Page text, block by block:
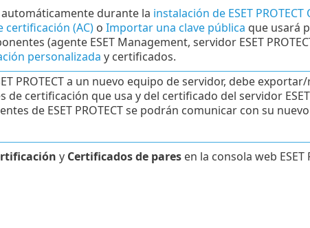
durante la instalación de ESET PROTECT
certificación (AC)o Importar una clave pública que usará
(agente ESET Management, servidor ESET
personalizada y certificados.
PROTECT a un nuevo equipo de servidor, debe
certificación que usa y del certificado del servidor ESET
de ESET PROTECT se podrán comunicar con su
y Certificados de paresen la consola web ESET